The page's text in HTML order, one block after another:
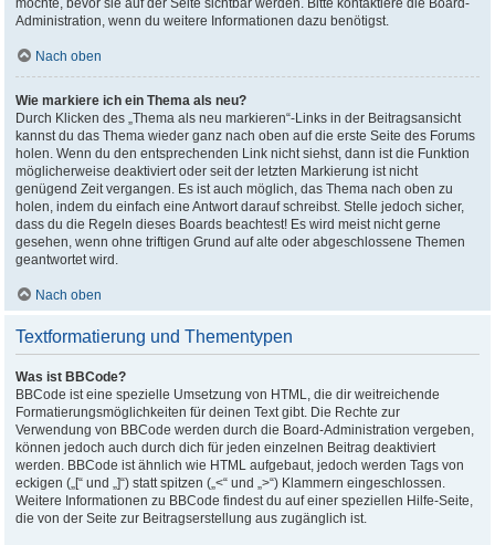
möchte, bevor sie auf der Seite sichtbar werden. Bitte kontaktiere die Board-
Administration, wenn du weitere Informationen dazu benötigst.
Nach oben
Wie markiere ich ein Thema als neu?
Durch Klicken des „Thema als neu markieren“-Links in der Beitragsansicht
kannst du das Thema wieder ganz nach oben auf die erste Seite des Forums
holen. Wenn du den entsprechenden Link nicht siehst, dann ist die Funktion
möglicherweise deaktiviert oder seit der letzten Markierung ist nicht
genügend Zeit vergangen. Es ist auch möglich, das Thema nach oben zu
holen, indem du einfach eine Antwort darauf schreibst. Stelle jedoch sicher,
dass du die Regeln dieses Boards beachtest! Es wird meist nicht gerne
gesehen, wenn ohne triftigen Grund auf alte oder abgeschlossene Themen
geantwortet wird.
Nach oben
Textformatierung und Thementypen
Was ist BBCode?
BBCode ist eine spezielle Umsetzung von HTML, die dir weitreichende
Formatierungsmöglichkeiten für deinen Text gibt. Die Rechte zur
Verwendung von BBCode werden durch die Board-Administration vergeben,
können jedoch auch durch dich für jeden einzelnen Beitrag deaktiviert
werden. BBCode ist ähnlich wie HTML aufgebaut, jedoch werden Tags von
eckigen („[“ und „]“) statt spitzen („<“ und „>“) Klammern eingeschlossen.
Weitere Informationen zu BBCode findest du auf einer speziellen Hilfe-Seite,
die von der Seite zur Beitragserstellung aus zugänglich ist.